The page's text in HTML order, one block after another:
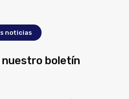
noticias
boletín